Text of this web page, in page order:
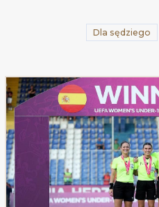
Dla sędziego